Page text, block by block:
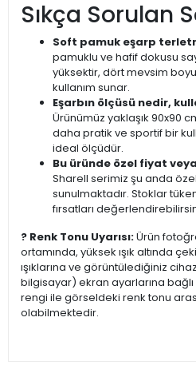
Sıkça Sorulan
Soft pamuk eşarp
pamuklu ve hafif dokusu
yüksektir, dört mevsim
kullanım sunar.
Eşarbın ölçüsü nedir,
Ürünümüz yaklaşık 90x90
daha pratik ve sportif bir
ideal ölçüdür.
Bu üründe özel fiyat
Sharell serimiz şu anda özel
sunulmaktadır. Stoklar
fırsatları
? Renk Tonu Uyarısı:Ürün
ortamında, yüksek ışık altında
ışıklarına ve görüntülediğiniz
bilgisayar) ekran ayarlarına
rengi ile görseldeki renk tonu
olabilmektedir.